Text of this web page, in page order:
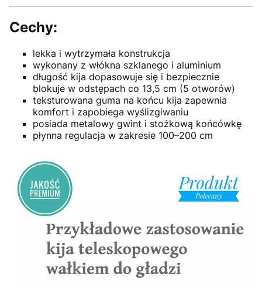
Cechy:
lekka i wytrzymała konstrukcja
wykonany z włókna szklanego i aluminium
długość kija dopasowuje się i bezpiecznie
blokuje w odstępach co 13,5 cm (5 otworów)
teksturowana guma na końcu kija zapewnia
komfort i zapobiega wyślizgiwaniu
posiada metalowy gwint i stożkową końcówkę
płynna regulacja w zakresie 100–200 cm